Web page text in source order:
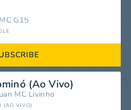
MC G15
(Ao Vivo)
MC Livinho
(AO VIVO)